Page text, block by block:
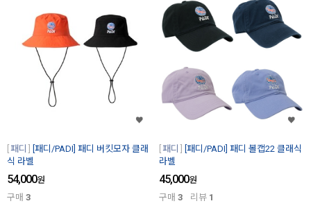
패디
[패디/PADI] 패디 버킷모자 클래
식 라벨
54,000원
구매 3
패디
[패디/PADI] 패디 볼캡22 클래식
라벨
45,000원
구매 3 리뷰 1